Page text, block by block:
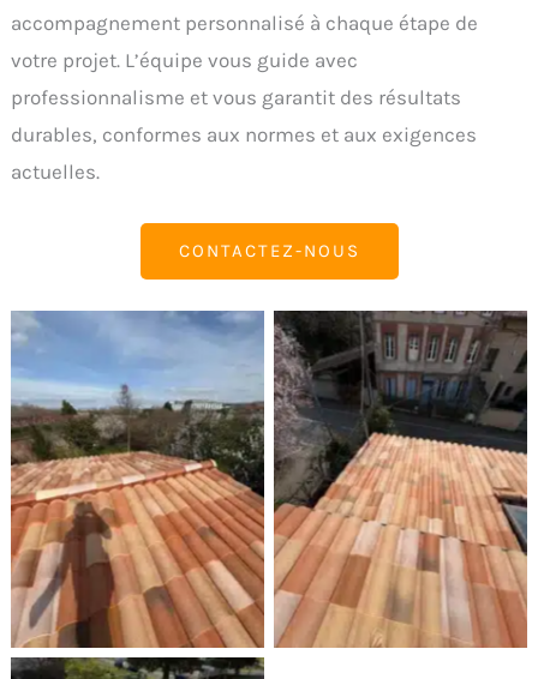
accompagnement personnalisé à chaque étape de
votre projet. L’équipe vous guide avec
professionnalisme et vous garantit des résultats
durables, conformes aux normes et aux exigences
actuelles.
CONTACTEZ-NOUS
Rénovation d’une toiture
à Auterive
Rénovation d’une toiture
à Auterive